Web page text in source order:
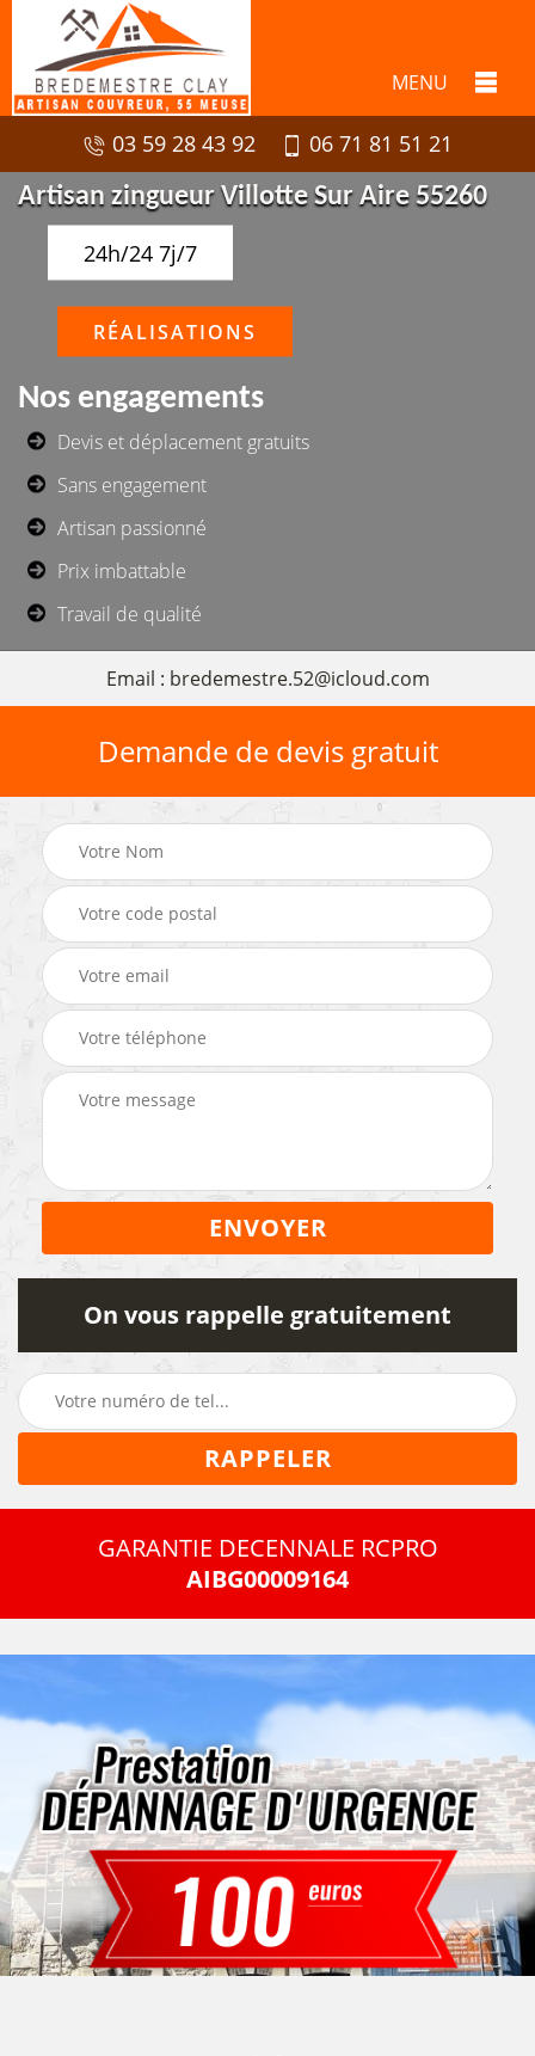
MENU
03 59 28 43 92
06 71 81 51 21
Artisan zingueur Villotte Sur Aire 55260
24h/24 7j/7
RÉALISATIONS
Nos engagements
Devis et déplacement gratuits
Sans engagement
Artisan passionné
Prix imbattable
Travail de qualité
Email : bredemestre.52@icloud.com
Demande de devis gratuit
On vous rappelle gratuitement
GARANTIE DECENNALE RCPRO
AIBG00009164